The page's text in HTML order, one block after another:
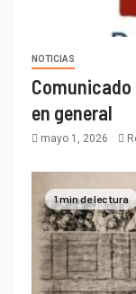
NOTICIAS
en general
mayo 1, 2026
1 min de lectura